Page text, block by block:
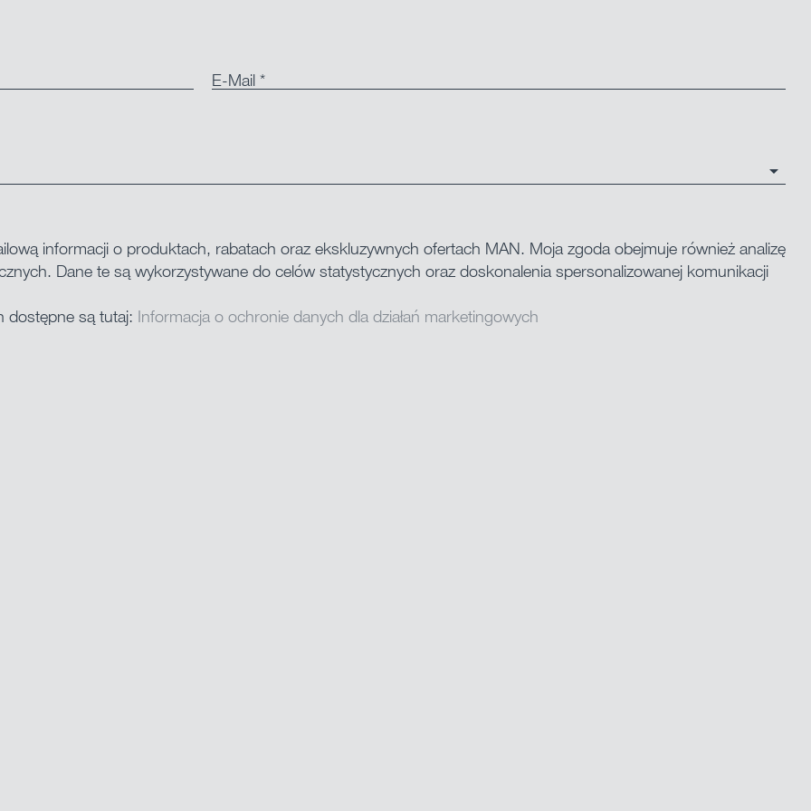
E-Mail *
informacji o produktach, rabatach oraz ekskluzywnych ofertach MAN. Moja zgoda obejmuje również analizę
Dane te są wykorzystywane do celów statystycznych oraz doskonalenia spersonalizowanej komunikacji
dostępne są tutaj: Informacja o ochronie danych dla działań marketingowych